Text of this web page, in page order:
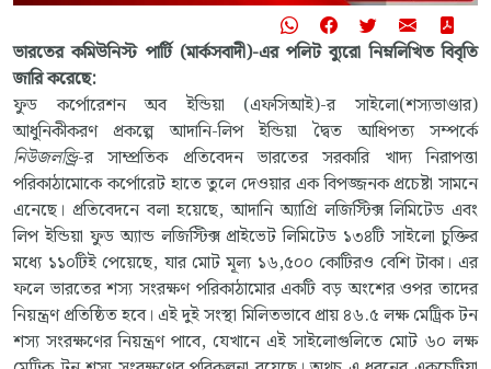
ভারতের কমিউনিস্ট পার্টি (মার্কসবাদী)-এর পলিট ব্যুরো নিম্নলিখিত বিবৃতি
জারি করেছে:
ফুড কর্পোরেশন অব ইন্ডিয়া (এফসিআই)-র সাইলো(শস্যভাণ্ডার)
আধুনিকীকরণ প্রকল্পে আদানি-লিপ ইন্ডিয়া দ্বৈত আধিপত্য সম্পর্কে
নিউজলন্ড্রি-র সাম্প্রতিক প্রতিবেদন ভারতের সরকারি খাদ্য নিরাপত্তা
পরিকাঠামোকে কর্পোরেট হাতে তুলে দেওয়ার এক বিপজ্জনক প্রচেষ্টা সামনে
এনেছে। প্রতিবেদনে বলা হয়েছে, আদানি অ্যাগ্রি লজিস্টিক্স লিমিটেড এবং
লিপ ইন্ডিয়া ফুড অ্যান্ড লজিস্টিক্স প্রাইভেট লিমিটেড ১৩৪টি সাইলো চুক্তির
মধ্যে ১১০টিই পেয়েছে, যার মোট মূল্য ১৬,৫০০ কোটিরও বেশি টাকা। এর
ফলে ভারতের শস্য সংরক্ষণ পরিকাঠামোর একটি বড় অংশের ওপর তাদের
নিয়ন্ত্রণ প্রতিষ্ঠিত হবে। এই দুই সংস্থা মিলিতভাবে প্রায় ৪৬.৫ লক্ষ মেট্রিক টন
শস্য সংরক্ষণের নিয়ন্ত্রণ পাবে, যেখানে এই সাইলোগুলিতে মোট ৬০ লক্ষ